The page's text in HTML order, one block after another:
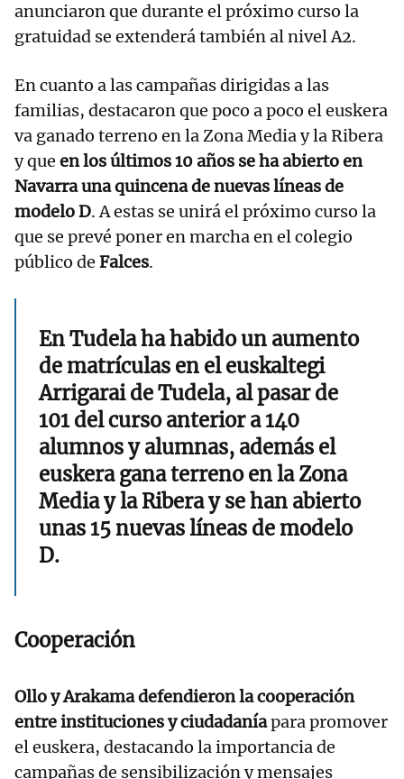
anunciaron que durante el próximo curso la
gratuidad se extenderá también al nivel A2.
En cuanto a las campañas dirigidas a las
familias, destacaron que poco a poco el euskera
va ganado terreno en la Zona Media y la Ribera
y que en los últimos 10 años se ha abierto en
Navarra una quincena de nuevas líneas de
modelo D. A estas se unirá el próximo curso la
que se prevé poner en marcha en el colegio
público de Falces.
En Tudela ha habido un aumento
de matrículas en el euskaltegi
Arrigarai de Tudela, al pasar de
101 del curso anterior a 140
alumnos y alumnas, además el
euskera gana terreno en la Zona
Media y la Ribera y se han abierto
unas 15 nuevas líneas de modelo
D.
Cooperación
Ollo y Arakama defendieron la cooperación
entre instituciones y ciudadaníapara promover
el euskera, destacando la importancia de
campañas de sensibilización y mensajes